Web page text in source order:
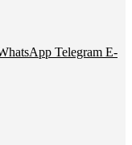
Telegram E-